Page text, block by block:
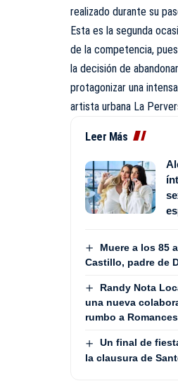
realizado durante su
Esta es la segunda
de la competencia,
la decisión de
protagonizar una
artista urbana La
Leer Más
Muere a los 85
Castillo, padre de
Randy Nota
una nueva
rumbo a
Un final de
la clausura de